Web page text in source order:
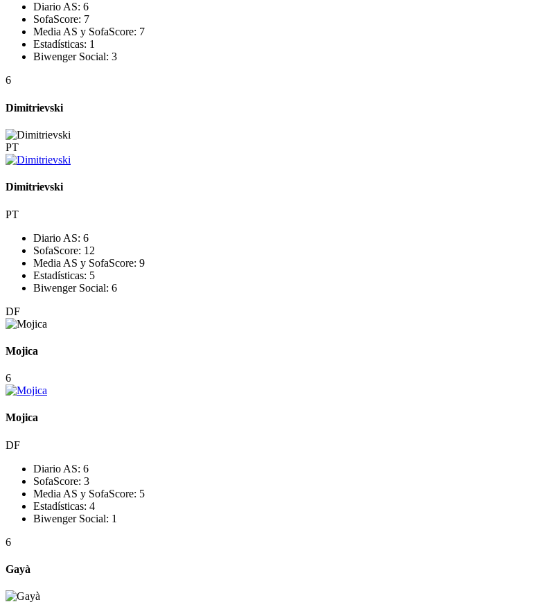
Diario AS: 6
SofaScore: 7
Media AS y SofaScore: 7
Estadísticas: 1
Biwenger Social: 3
6
Dimitrievski
PT
Dimitrievski
PT
Diario AS: 6
SofaScore: 12
Media AS y SofaScore: 9
Estadísticas: 5
Biwenger Social: 6
DF
Mojica
6
Mojica
DF
Diario AS: 6
SofaScore: 3
Media AS y SofaScore: 5
Estadísticas: 4
Biwenger Social: 1
6
Gayà